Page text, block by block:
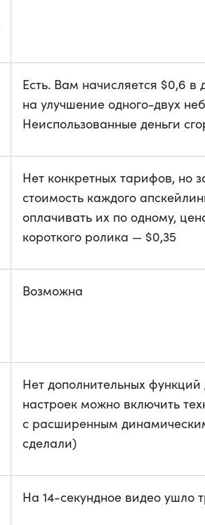
Есть. Вам начисляется $0,6 в
на улучшение одного-двух
Неиспользованные деньги
Нет конкретных тарифов, но
стоимость каждого
оплачивать их по одному,
короткого ролика — $0,35
Возможна
Нет дополнительных
настроек можно включить
с расширенным
сделали)
На 14-секундное видео ушло